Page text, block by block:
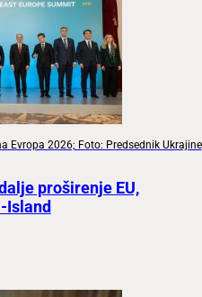
Evropa 2026; Foto: Predsednik Ukrajine
proširenje EU,
Island